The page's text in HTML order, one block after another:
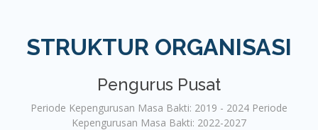
STRUKTUR ORGANISASI
Pengurus Pusat
Periode Kepengurusan Masa Bakti: 2019 - 2024 Periode
Kepengurusan Masa Bakti: 2022-2027